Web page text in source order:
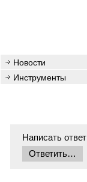
Новости
Инструменты
Написать